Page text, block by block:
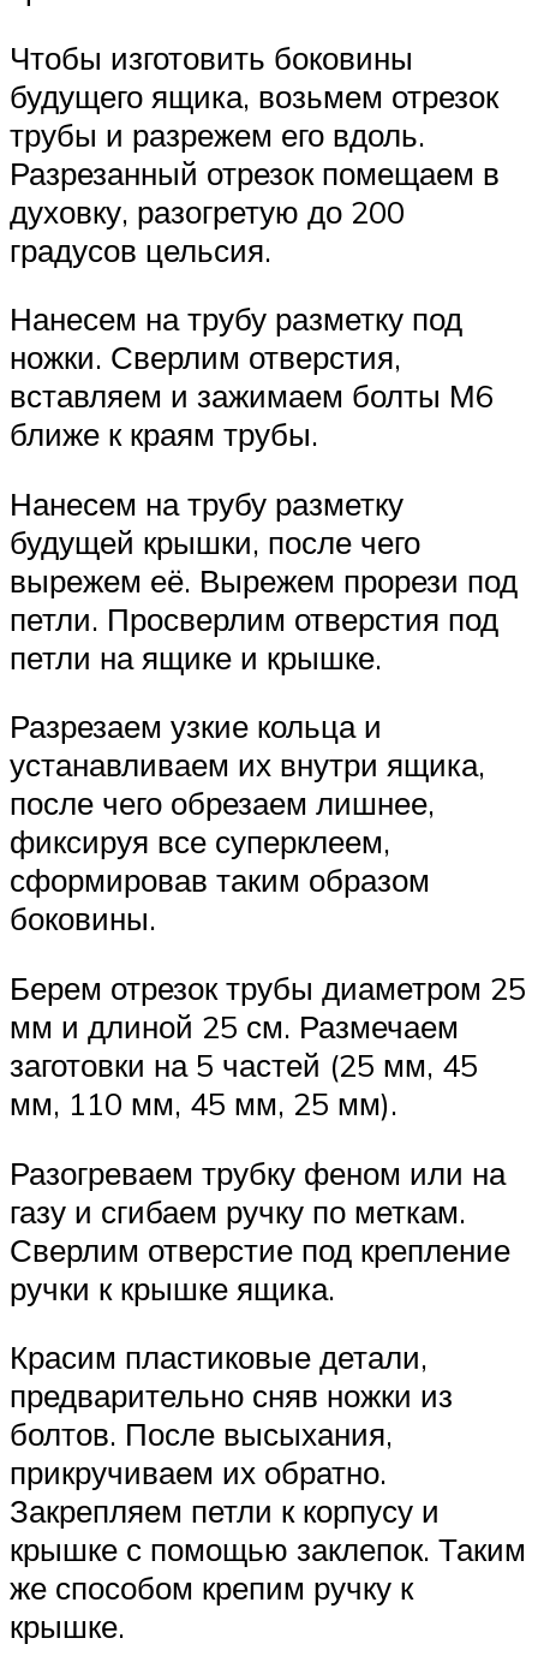
Чтобы изготовить боковины
будущего ящика, возьмем отрезок
трубы и разрежем его вдоль.
Разрезанный отрезок помещаем в
духовку, разогретую до 200
градусов цельсия.
Нанесем на трубу разметку под
ножки. Сверлим отверстия,
вставляем и зажимаем болты М6
ближе к краям трубы.
Нанесем на трубу разметку
будущей крышки, после чего
вырежем её. Вырежем прорези под
петли. Просверлим отверстия под
петли на ящике и крышке.
Разрезаем узкие кольца и
устанавливаем их внутри ящика,
после чего обрезаем лишнее,
фиксируя все суперклеем,
сформировав таким образом
боковины.
Берем отрезок трубы диаметром 25
мм и длиной 25 см. Размечаем
заготовки на 5 частей (25 мм, 45
мм, 110 мм, 45 мм, 25 мм).
Разогреваем трубку феном или на
газу и сгибаем ручку по меткам.
Сверлим отверстие под крепление
ручки к крышке ящика.
Красим пластиковые детали,
предварительно сняв ножки из
болтов. После высыхания,
прикручиваем их обратно.
Закрепляем петли к корпусу и
крышке с помощью заклепок. Таким
же способом крепим ручку к
крышке.